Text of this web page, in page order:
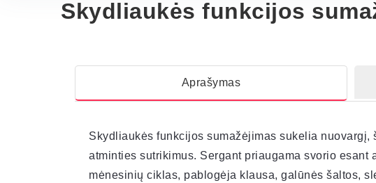
Skydliaukės funkcijos
Aprašymas
Skydliaukės funkcijos sumažėjimas sukelia
atminties sutrikimus. Sergant priaugama svorio esant
mėnesinių ciklas, pablogėja klausa, galūnės šaltos,